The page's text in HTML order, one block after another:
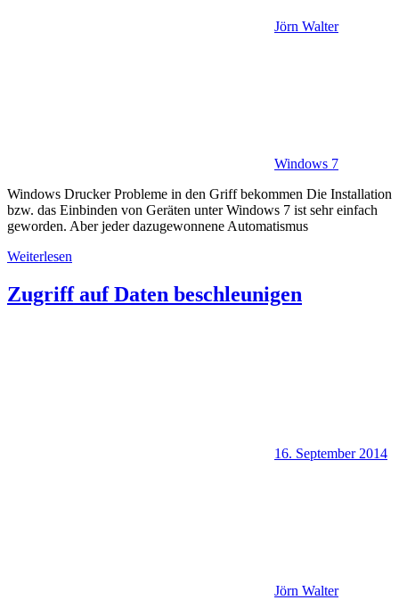
Jörn Walter
Windows 7
Windows Drucker Probleme in den Griff bekommen Die Installation
bzw. das Einbinden von Geräten unter Windows 7 ist sehr einfach
geworden. Aber jeder dazugewonnene Automatismus
Weiterlesen
Zugriff auf Daten beschleunigen
16. September 2014
Jörn Walter